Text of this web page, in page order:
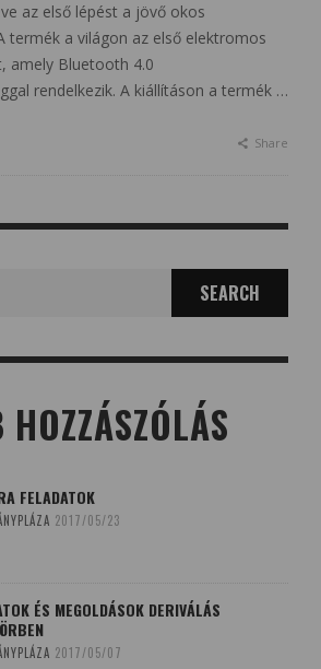
az első lépést a jövő okos
termék a világon az első elektromos
amely Bluetooth 4.0
rendelkezik. A kiállításon a termék …
Share
FELADATOK
2017/05/23
ÉS MEGOLDÁSOK DERIVÁLÁS
2017/05/07